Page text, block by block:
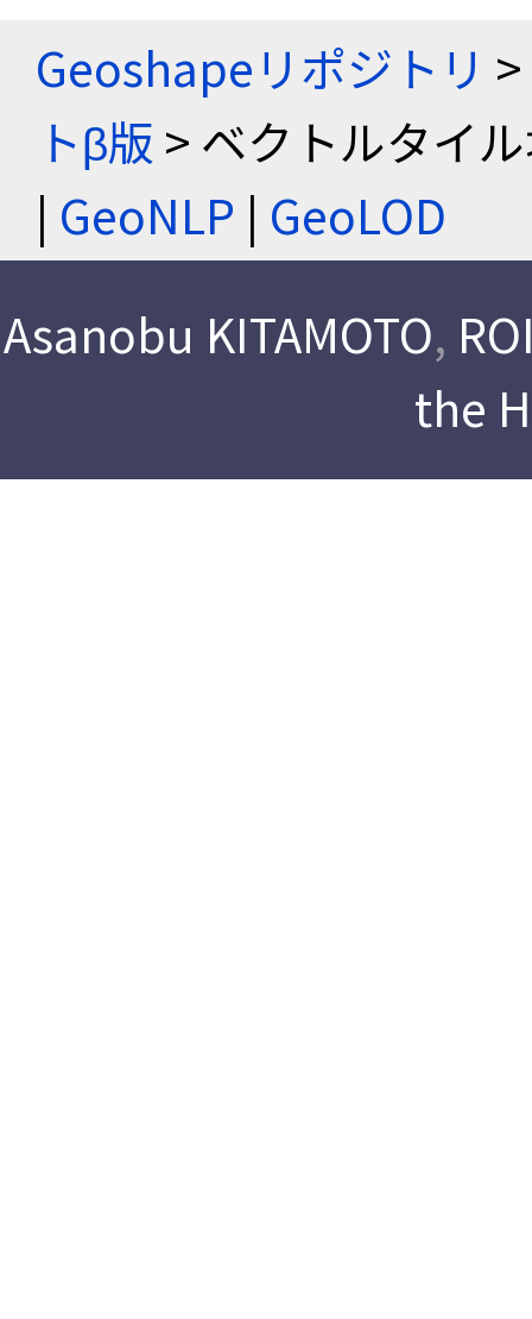
Geoshapeリポジトリ >
トβ版 > ベクトルタイ
| GeoNLP | GeoLOD
Asanobu KITAMOTO,
the